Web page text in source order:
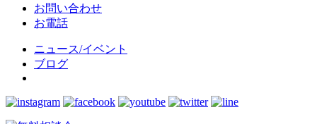
お問い合わせ
お電話
ニュース/イベント
ブログ